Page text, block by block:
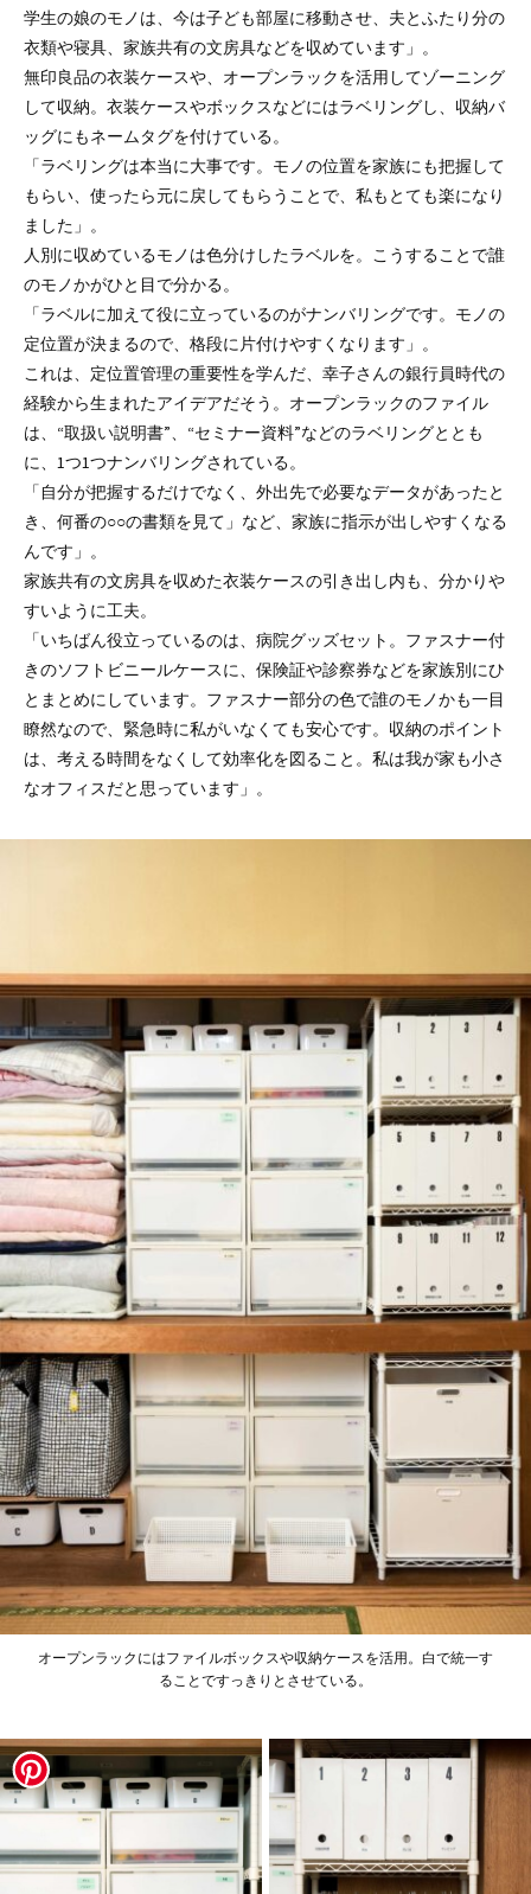
学生の娘のモノは、今は子ども部屋に移動させ、夫とふたり分の
衣類や寝具、家族共有の文房具などを収めています」。
無印良品の衣装ケースや、オープンラックを活用してゾーニング
して収納。衣装ケースやボックスなどにはラベリングし、収納バ
ッグにもネームタグを付けている。
「ラベリングは本当に大事です。モノの位置を家族にも把握して
もらい、使ったら元に戻してもらうことで、私もとても楽になり
ました」。
人別に収めているモノは色分けしたラベルを。こうすることで誰
のモノかがひと目で分かる。
「ラベルに加えて役に立っているのがナンバリングです。モノの
定位置が決まるので、格段に片付けやすくなります」。
これは、定位置管理の重要性を学んだ、幸子さんの銀行員時代の
経験から生まれたアイデアだそう。オープンラックのファイル
は、“取扱い説明書”、“セミナー資料”などのラベリングととも
に、1つ1つナンバリングされている。
「自分が把握するだけでなく、外出先で必要なデータがあったと
き、何番の○○の書類を見て」など、家族に指示が出しやすくなる
んです」。
家族共有の文房具を収めた衣装ケースの引き出し内も、分かりや
すいように工夫。
「いちばん役立っているのは、病院グッズセット。ファスナー付
きのソフトビニールケースに、保険証や診察券などを家族別にひ
とまとめにしています。ファスナー部分の色で誰のモノかも一目
瞭然なので、緊急時に私がいなくても安心です。収納のポイント
は、考える時間をなくして効率化を図ること。私は我が家も小さ
なオフィスだと思っています」。
オープンラックにはファイルボックスや収納ケースを活用。白で統一す
ることですっきりとさせている。